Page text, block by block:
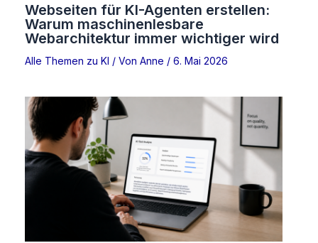
Webseiten für KI-Agenten erstellen:
Warum maschinenlesbare
Webarchitektur immer wichtiger wird
Alle Themen zu KI / Von Anne / 6. Mai 2026